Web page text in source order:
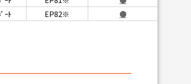
ｰﾄ EP82※
●